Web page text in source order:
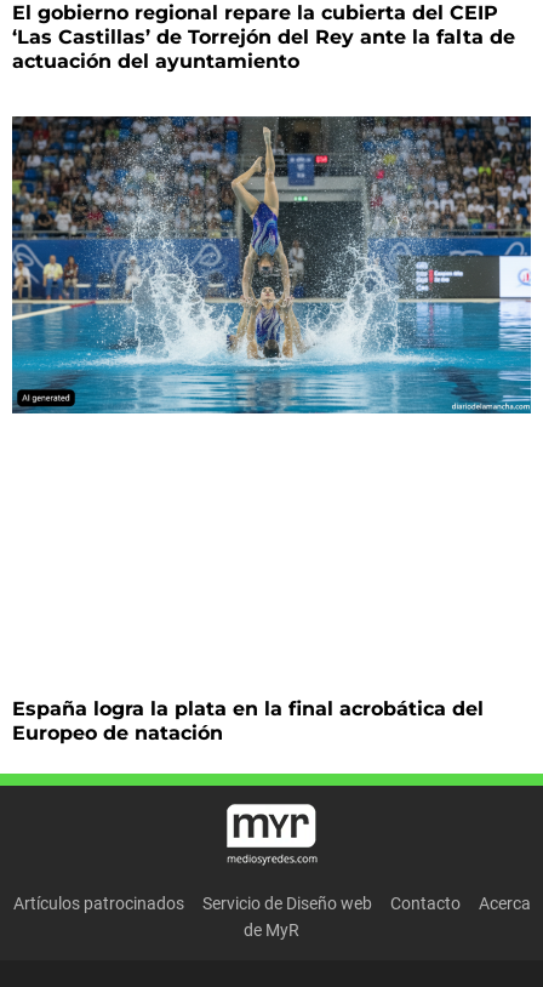
El gobierno regional repare la cubierta del CEIP
‘Las Castillas’ de Torrejón del Rey ante la falta de
actuación del ayuntamiento
España logra la plata en la final acrobática del
Europeo de natación
Artículos patrocinados Servicio de Diseño web Contacto
Acerca
de MyR